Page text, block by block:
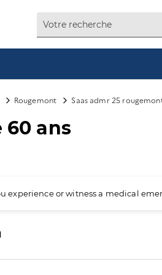
Rougemont Saas admr 25
60 ans
experience or witness a medical